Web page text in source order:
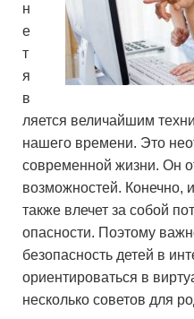
н
е
т
я
в
ляется величайшим
нашего времени. Это
современной жизни. Он
возможностей. Конечно,
также влечет за собой
опасности. Поэтому
безопасность детей в
ориентироваться в
несколько советов для